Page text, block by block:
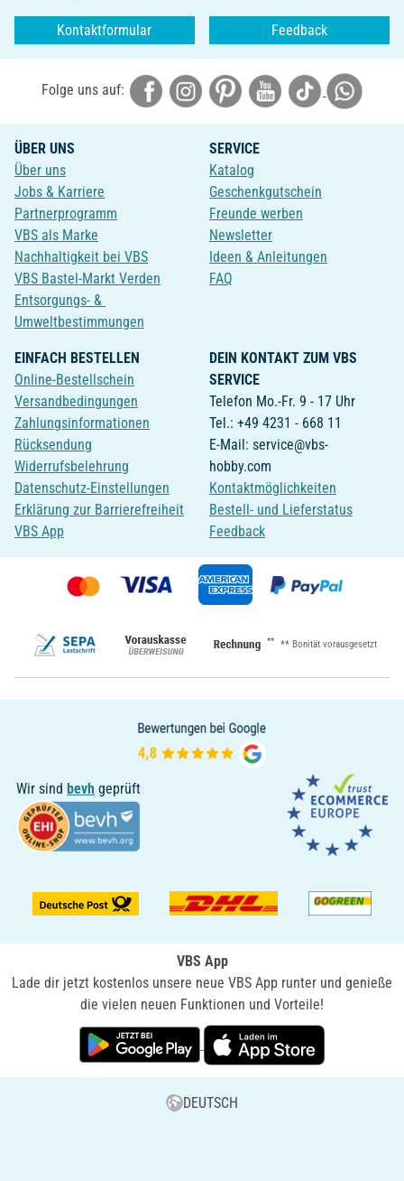
Kontaktformular Feedback
Folge uns auf:
ÜBER UNS
Über uns
Jobs & Karriere
Partnerprogramm
VBS als Marke
Nachhaltigkeit bei VBS
VBS Bastel-Markt Verden
Entsorgungs- &
Umweltbestimmungen
SERVICE
Katalog
Geschenkgutschein
Freunde werben
Newsletter
Ideen & Anleitungen
FAQ
EINFACH BESTELLEN
Online-Bestellschein
Versandbedingungen
Zahlungsinformationen
Rücksendung
Widerrufsbelehrung
Datenschutz-Einstellungen
Erklärung zur Barrierefreiheit
VBS App
DEIN KONTAKT ZUM VBS
SERVICE
Telefon Mo.-Fr. 9 - 17 Uhr
Tel.: +49 4231 - 668 11
E-Mail: service@vbs-
hobby.com
Kontaktmöglichkeiten
Bestell- und Lieferstatus
Feedback
** ** Bonität vorausgesetzt
Wir sind bevh geprüft
VBS App
Lade dir jetzt kostenlos unsere neue VBS App runter und genieße
die vielen neuen Funktionen und Vorteile!
DEUTSCH